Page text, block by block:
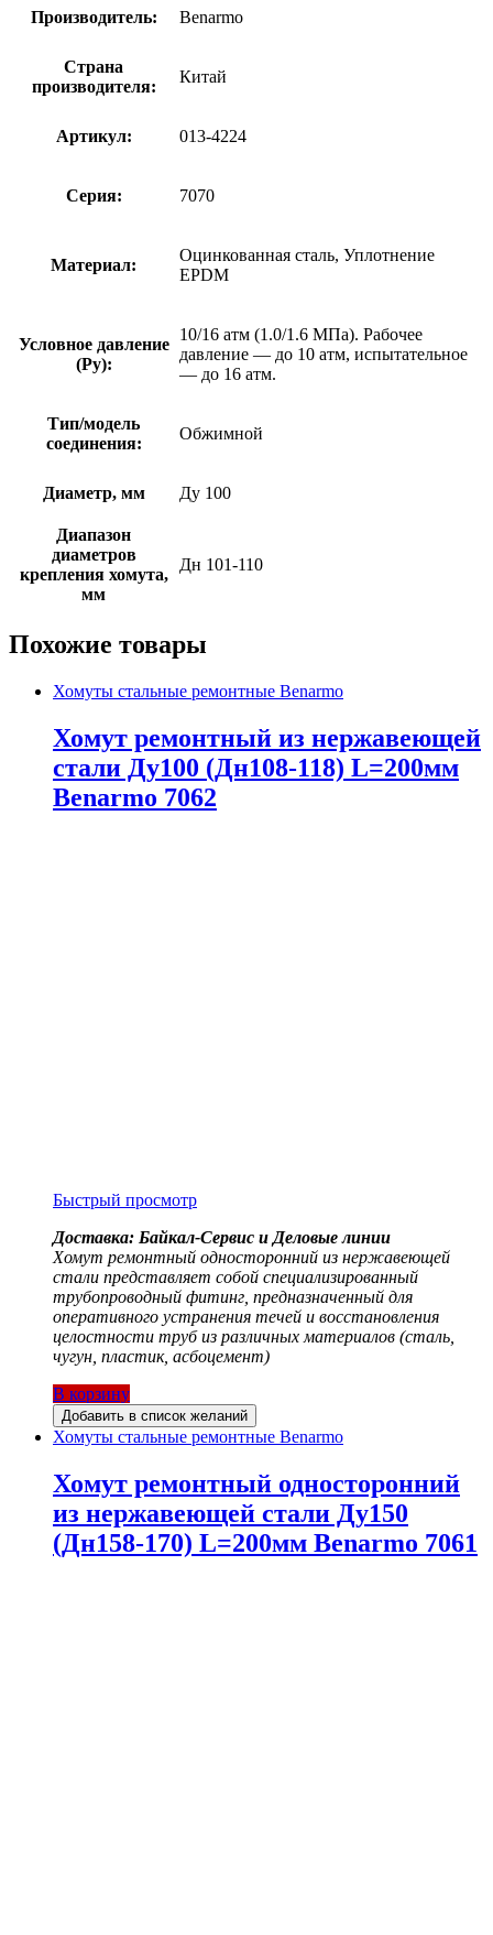
Производитель: Benarmo
Страна
производителя:
Китай
Артикул: 013-4224
Серия: 7070
Материал:
Оцинкованная сталь, Уплотнение
EPDM
Условное давление
(Ру):
10/16 атм (1.0/1.6 МПа). Рабочее
давление — до 10 атм, испытательное
— до 16 атм.
Тип/модель
соединения:
Обжимной
Диаметр, мм Ду 100
Диапазон
диаметров
крепления хомута,
мм
Дн 101-110
Похожие товары
Хомуты стальные ремонтные Benarmo
Хомут ремонтный из нержавеющей
стали Ду100 (Дн108-118) L=200мм
Benarmo 7062
Быстрый просмотр
Доставка: Байкал-Сервис и Деловые линии
Хомут ремонтный односторонний из нержавеющей
стали представляет собой специализированный
трубопроводный фитинг, предназначенный для
оперативного устранения течей и восстановления
целостности труб из различных материалов (сталь,
чугун, пластик, асбоцемент)
В корзину
Добавить в список желаний
Хомуты стальные ремонтные Benarmo
Хомут ремонтный односторонний
из нержавеющей стали Ду150
(Дн158-170) L=200мм Benarmo 7061